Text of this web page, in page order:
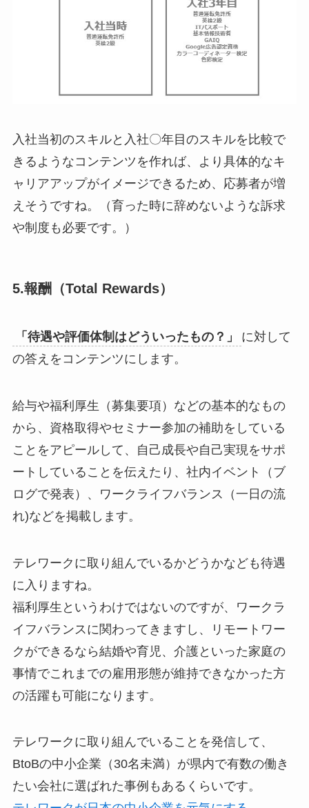
入社当初のスキルと入社〇年目のスキルを比較で
きるようなコンテンツを作れば、より具体的なキ
ャリアアップがイメージできるため、応募者が増
えそうですね。（育った時に辞めないような訴求
や制度も必要です。）
5.報酬（Total Rewards）
「待遇や評価体制はどういったもの？」
に対して
の答えをコンテンツにします。
給与や福利厚生（募集要項）などの基本的なもの
から、資格取得やセミナー参加の補助をしている
ことをアピールして、自己成長や自己実現をサポ
ートしていることを伝えたり、社内イベント（ブ
ログで発表）、ワークライフバランス（一日の流
れ)などを掲載します。
テレワークに取り組んでいるかどうかなども待遇
に入りますね。
福利厚生というわけではないのですが、ワークラ
イフバランスに関わってきますし、リモートワー
クができるなら結婚や育児、介護といった家庭の
事情でこれまでの雇用形態が維持できなかった方
の活躍も可能になります。
テレワークに取り組んでいることを発信して、
BtoBの中小企業（30名未満）が県内で有数の働き
たい会社に選ばれた事例もあるくらいです。